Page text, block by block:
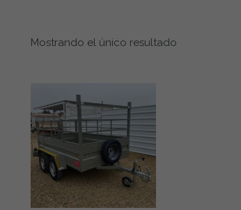
Mostrando el único resultado